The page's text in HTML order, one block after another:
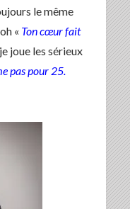
le même
« Ton cœur fait
joue les sérieux
pas pour 25.